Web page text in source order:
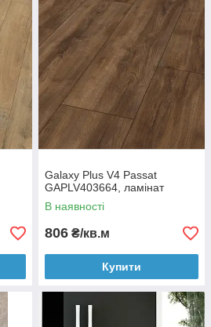
Galaxy Plus V4 Passat
GAPLV403664, ламінат
В наявності
806 ₴/кв.м
Купити